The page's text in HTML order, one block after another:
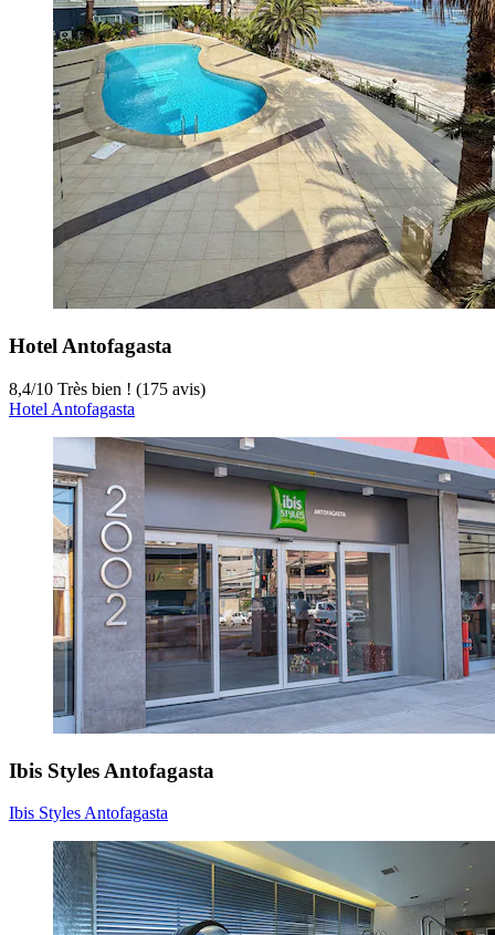
Hotel Antofagasta
8,4/10 Très bien ! (175 avis)
Hotel Antofagasta
Ibis Styles Antofagasta
Ibis Styles Antofagasta